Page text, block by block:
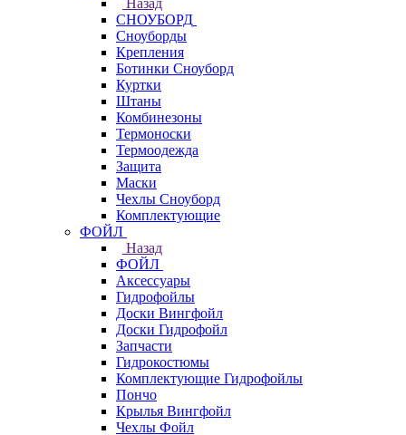
Назад
СНОУБОРД
Сноуборды
Крепления
Ботинки Сноуборд
Куртки
Штаны
Комбинезоны
Термоноски
Термоодежда
Защита
Маски
Чехлы Сноуборд
Комплектующие
ФОЙЛ
Назад
ФОЙЛ
Аксессуары
Гидрофойлы
Доски Вингфойл
Доски Гидрофойл
Запчасти
Гидрокостюмы
Комплектующие Гидрофойлы
Пончо
Крылья Вингфойл
Чехлы Фойл